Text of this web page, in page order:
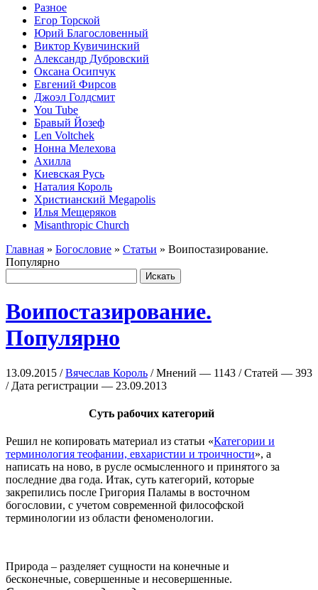
Разное
Егор Торской
Юрий Благословенный
Виктор Кувичинский
Александр Дубровский
Оксана Осипчук
Евгений Фирсов
Джоэл Голдсмит
You Tube
Бравый Йозеф
Len Voltchek
Нонна Мелехова
Ахилла
Киевская Русь
Наталия Король
Христианский Megapolis
Илья Мещеряков
Misanthropic Church
Главная » Богословие » Статьи » Воипостазирование.
Популярно
Воипостазирование.
Популярно
13.09.2015 /Вячеслав Король / Мнений — 1143 / Статей — 393
/ Дата регистрации — 23.09.2013
Суть рабочих категорий
Решил не копировать материал из статьи «Категории и
терминология теофании, евхаристии и троичности», а
написать на ново, в русле осмысленного и принятого за
последние два года. Итак, суть категорий, которые
закрепились после Григория Паламы в восточном
богословии, с учетом современной философской
терминологии из области феноменологии.
Природа – разделяет сущности на конечные и
бесконечные, совершенные и несовершенные.